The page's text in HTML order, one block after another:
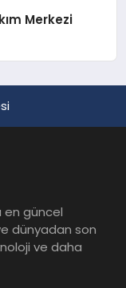
Merkezi
en güncel
dünyadan son
ve daha